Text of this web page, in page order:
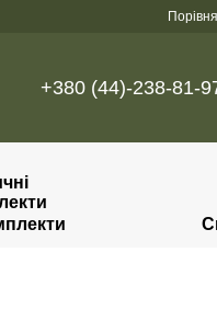
+380 (44)-238-81-